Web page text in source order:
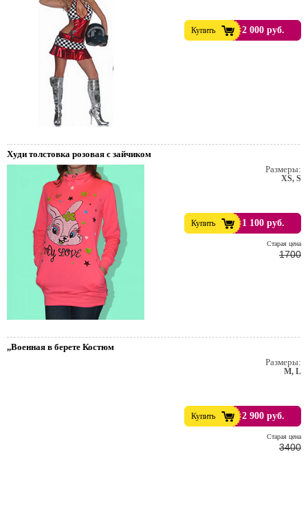
Купить 2 000 руб.
Худи толстовка розовая с зайчиком
Размеры:
XS, S
Купить 1 100 руб.
Cтарая цена
1700
,,Военная в берете Костюм
Размеры:
M, L
Купить 2 900 руб.
Cтарая цена
3400